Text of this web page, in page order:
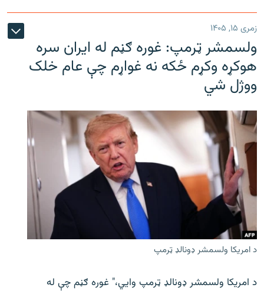
زمری ۱۵, ۱۴۰۵
ولسمشر ټرمپ: غوره ګڼم له ایران سره
هوکړه وکړم ځکه نه غواړم چې عام خلک
ووژل شي
د امریکا ولسمشر ډونالډ ټرمپ
د امریکا ولسمشر ډونالډ ټرمپ وايي،" غوره ګڼم چې له